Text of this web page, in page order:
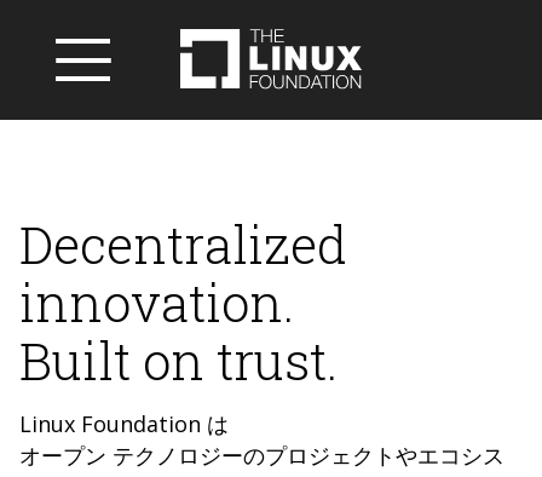
Decentralized
innovation.
Built on trust.
Linux Foundation は
オープン テクノロジーのプロジェクトやエコシス